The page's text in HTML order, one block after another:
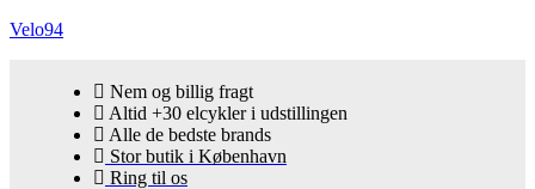
Velo94
Nem og billig fragt
Altid +30 elcykler i udstillingen
Alle de bedste brands
Stor butik i København
Ring til os